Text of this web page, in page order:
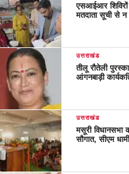
एसआईआर शिविरों
मतदाता सूची से
उत्तराखंड
तीलू रौतेली
आंगनबाड़ी
उत्तराखंड
मसूरी
सौगात, सीएम